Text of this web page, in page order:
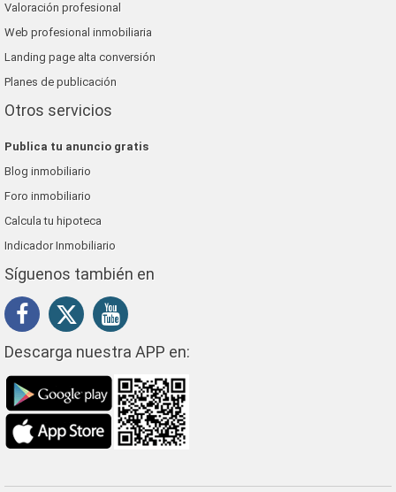
Valoración profesional
Web profesional inmobiliaria
Landing page alta conversión
Planes de publicación
Otros servicios
Publica tu anuncio gratis
Blog inmobiliario
Foro inmobiliario
Calcula tu hipoteca
Indicador Inmobiliario
Síguenos también en
Descarga nuestra APP en: